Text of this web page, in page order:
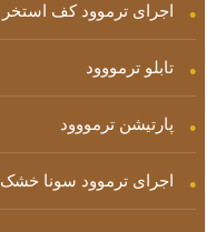
اجرای ترموود کف استخر
تابلو ترمووود
پارتیشن ترمووود
اجرای ترموود سونا خشک